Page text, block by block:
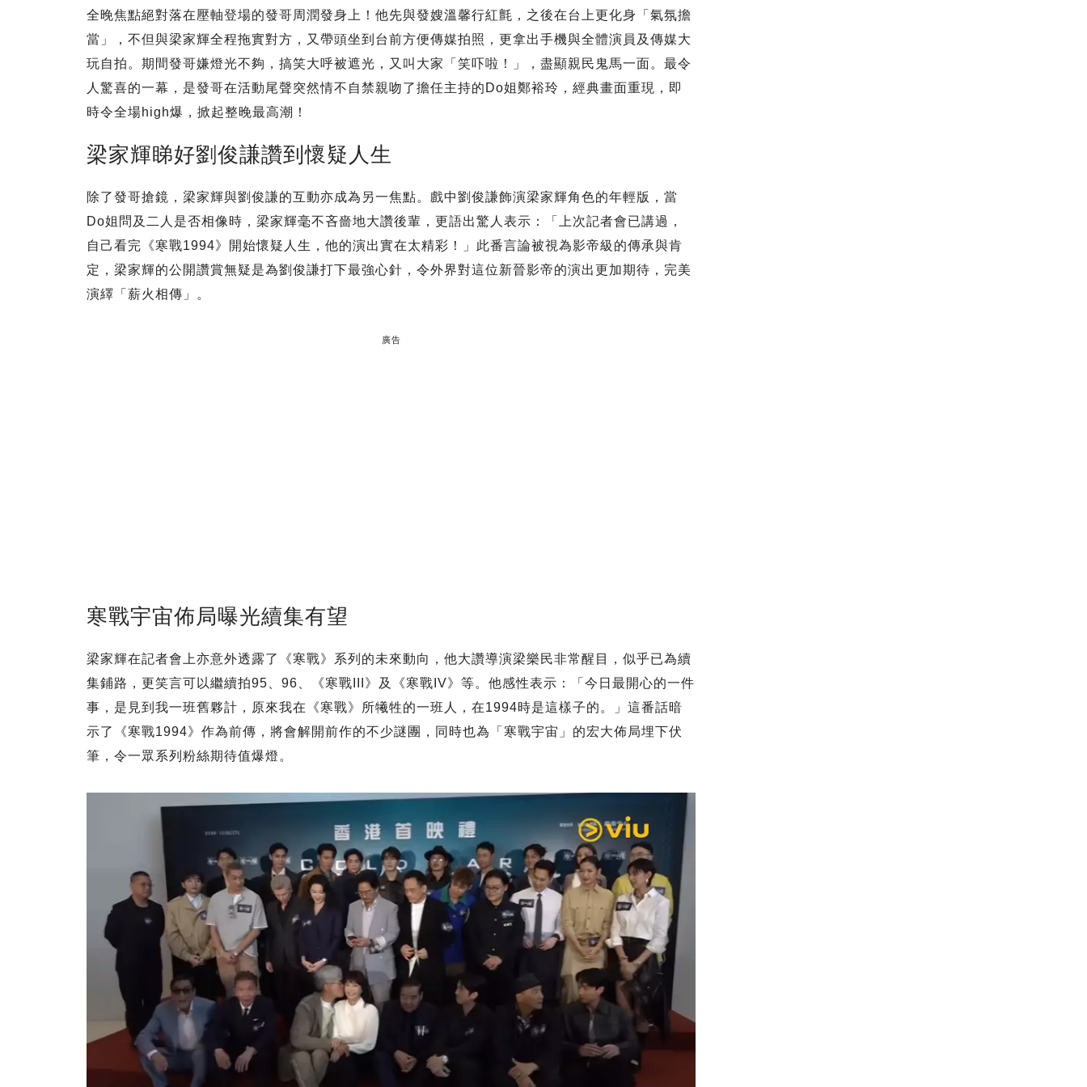
全晚焦點絕對落在壓軸登場的發哥周潤發身上！他先與發嫂溫馨行紅氈，之後在台上更化身「氣氛擔
當」，不但與梁家輝全程拖實對方，又帶頭坐到台前方便傳媒拍照，更拿出手機與全體演員及傳媒大
玩自拍。期間發哥嫌燈光不夠，搞笑大呼被遮光，又叫大家「笑吓啦！」，盡顯親民鬼馬一面。最令
人驚喜的一幕，是發哥在活動尾聲突然情不自禁親吻了擔任主持的Do姐鄭裕玲，經典畫面重現，即
時令全場high爆，掀起整晚最高潮！
梁家輝睇好劉俊謙讚到懷疑人生
除了發哥搶鏡，梁家輝與劉俊謙的互動亦成為另一焦點。戲中劉俊謙飾演梁家輝角色的年輕版，當
Do姐問及二人是否相像時，梁家輝毫不吝嗇地大讚後輩，更語出驚人表示：「上次記者會已講過，
自己看完《寒戰1994》開始懷疑人生，他的演出實在太精彩！」此番言論被視為影帝級的傳承與肯
定，梁家輝的公開讚賞無疑是為劉俊謙打下最強心針，令外界對這位新晉影帝的演出更加期待，完美
演繹「薪火相傳」。
廣告
寒戰宇宙佈局曝光續集有望
梁家輝在記者會上亦意外透露了《寒戰》系列的未來動向，他大讚導演梁樂民非常醒目，似乎已為續
集鋪路，更笑言可以繼續拍95、96、《寒戰III》及《寒戰IV》等。他感性表示：「今日最開心的一件
事，是見到我一班舊夥計，原來我在《寒戰》所犧牲的一班人，在1994時是這樣子的。」這番話暗
示了《寒戰1994》作為前傳，將會解開前作的不少謎團，同時也為「寒戰宇宙」的宏大佈局埋下伏
筆，令一眾系列粉絲期待值爆燈。